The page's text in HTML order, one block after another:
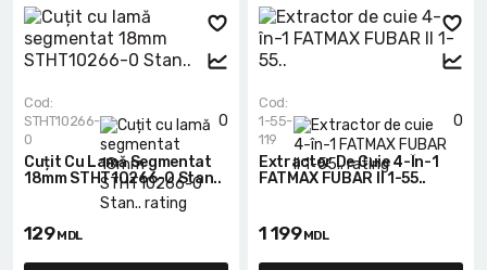
0
Cod:
STHT10266-
0
Cuțit Cu Lamă Segmentat
18mm STHT10266-0 Stan..
129MDL
0
Cod:
1-55-
119
Extractor De Cuie 4-În-1
FATMAX FUBAR II 1-55..
1 199 MDL